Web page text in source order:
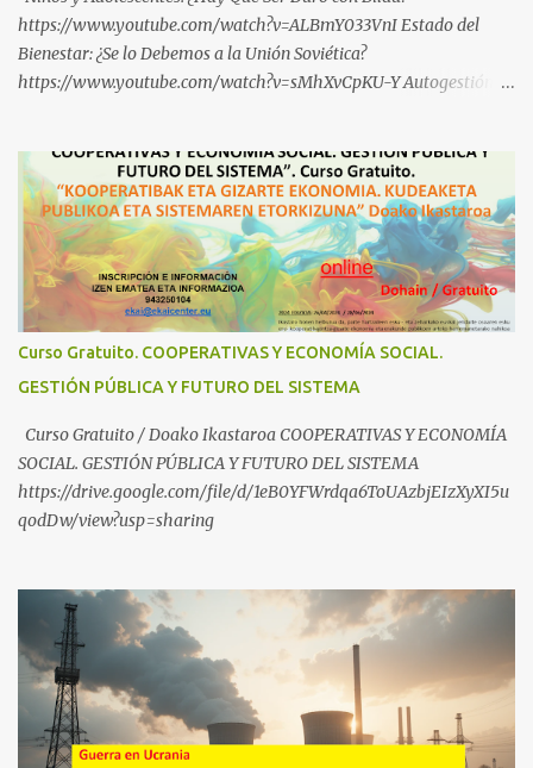
https://www.youtube.com/watch?v=ALBmY033VnI Estado del
Bienestar: ¿Se lo Debemos a la Unión Soviética?
https://www.youtube.com/watch?v=sMhXvCpKU-Y Autogestión
Industrial https://www.youtube.com/shorts/dGKjgqEvRHk
¿Conoces los nuevos canales de BABESTU? Si quieres hacer algo, o
compartir ideas, para proteger a los niños y adolescentes vascos
frente a abusos y manipulaciones: BABESTUren kanal berriak
ezagutzen dituzu? Euskal haurrak eta nerabeak abusu eta
manipulazioetatik babesteko zerbait egin nahi baduzu, edo ideiak
partekatu nahi badituzu: Telegram :
https://whatsapp.com/channel/0029VbBW56k0LKZJWzQyoE1T
SÍGUENOS EN YOUTUBE: https://www.youtube.com/@ekaicenter?
sub_confirmation=1
Curso Gratuito. COOPERATIVAS Y ECONOMÍA SOCIAL.
GESTIÓN PÚBLICA Y FUTURO DEL SISTEMA
Curso Gratuito / Doako Ikastaroa COOPERATIVAS Y ECONOMÍA
SOCIAL. GESTIÓN PÚBLICA Y FUTURO DEL SISTEMA
https://drive.google.com/file/d/1eB0YFWrdqa6ToUAzbjEIzXyXI5u
qodDw/view?usp=sharing